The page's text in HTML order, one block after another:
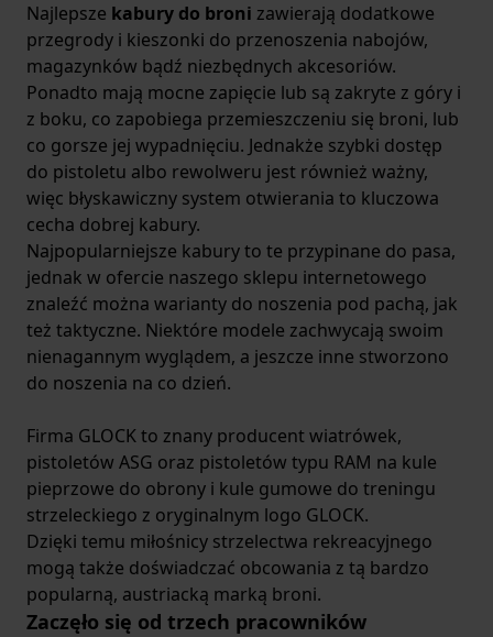
Najlepsze kabury do broni zawierają dodatkowe
przegrody i kieszonki do przenoszenia nabojów,
magazynków bądź niezbędnych akcesoriów.
Ponadto mają mocne zapięcie lub są zakryte z góry i
z boku, co zapobiega przemieszczeniu się broni, lub
co gorsze jej wypadnięciu. Jednakże szybki dostęp
do pistoletu albo rewolweru jest również ważny,
więc błyskawiczny system otwierania to kluczowa
cecha dobrej kabury.
Najpopularniejsze kabury to te przypinane do pasa,
jednak w ofercie naszego sklepu internetowego
znaleźć można warianty do noszenia pod pachą, jak
też taktyczne. Niektóre modele zachwycają swoim
nienagannym wyglądem, a jeszcze inne stworzono
do noszenia na co dzień.
Firma GLOCK to znany producent wiatrówek,
pistoletów ASG oraz pistoletów typu RAM na kule
pieprzowe do obrony i kule gumowe do treningu
strzeleckiego z oryginalnym logo GLOCK.
Dzięki temu miłośnicy strzelectwa rekreacyjnego
mogą także doświadczać obcowania z tą bardzo
popularną, austriacką marką broni.
Zaczęło się od trzech pracowników